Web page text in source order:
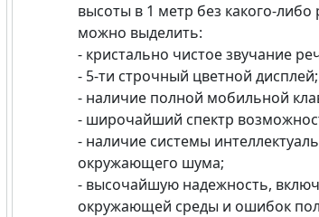
высоты в 1 метр без какого-
можно выделить:
- кристально чистое звучание
- 5-ти строчный цветной дисплей;
- наличие полной мобильной
- широчайший спектр
- наличие системы
окружающего шума;
- высочайшую надежность,
окружающей среды и ошибок